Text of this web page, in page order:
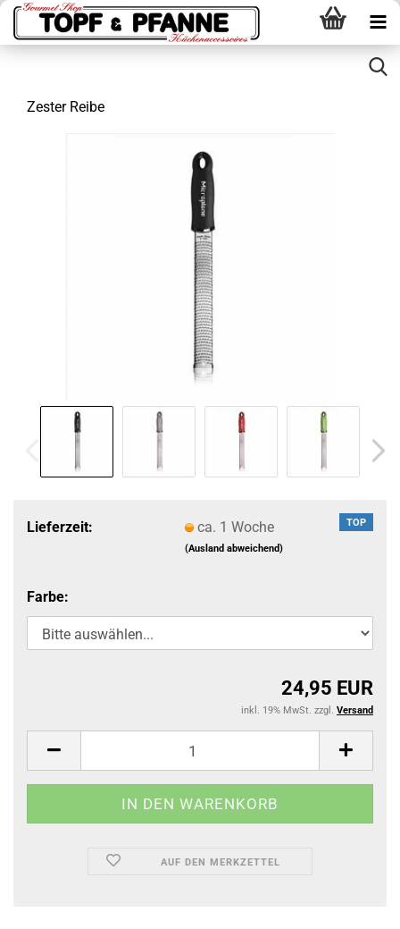
Zester Reibe
TOP
Lieferzeit: ca. 1 Woche
(Ausland abweichend)
Farbe:
24,95 EUR
inkl. 19% MwSt. zzgl. Versand
AUF DEN MERKZETTEL